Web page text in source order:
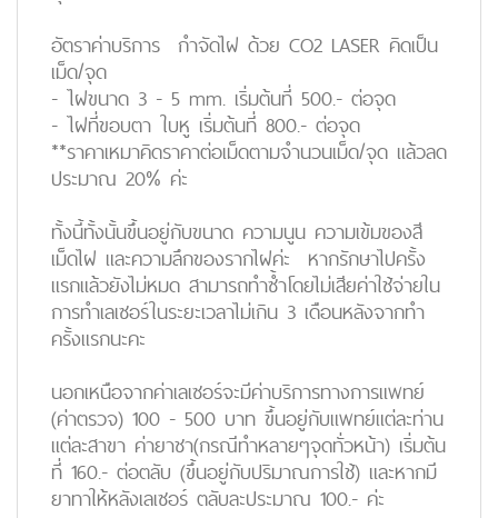
อัตราค่าบริการ กำจัดไฝ ด้วย CO2 LASER คิดเป็น
เม็ด/จุด
- ไฝขนาด 3 - 5 mm. เริ่มต้นที่ 500.- ต่อจุด
- ไฝที่ขอบตา ใบหู เริ่มต้นที่ 800.- ต่อจุด
**ราคาเหมาคิดราคาต่อเม็ดตามจำนวนเม็ด/จุด แล้วลด
ประมาณ 20% ค่ะ
ทั้งนี้ทั้งนั้นขึ้นอยู่กับขนาด ความนูน ความเข้มของสี
เม็ดไฝ และความลึกของรากไฝค่ะ หากรักษาไปครั้ง
แรกแล้วยังไม่หมด สามารถทำซ้ำโดยไม่เสียค่าใช้จ่ายใน
การทำเลเซอร์ในระยะเวลาไม่เกิน 3 เดือนหลังจากทำ
ครั้งแรกนะคะ
นอกเหนือจากค่าเลเซอร์จะมีค่าบริการทางการแพทย์
(ค่าตรวจ) 100 - 500 บาท ขึ้นอยู่กับแพทย์แต่ละท่าน
แต่ละสาขา ค่ายาชา(กรณีทำหลายๆจุดทั่วหน้า) เริ่มต้น
ที่ 160.- ต่อตลับ (ขึ้นอยู่กับปริมาณการใช้) และหากมี
ยาทาให้หลังเลเซอร์ ตลับละประมาณ 100.- ค่ะ